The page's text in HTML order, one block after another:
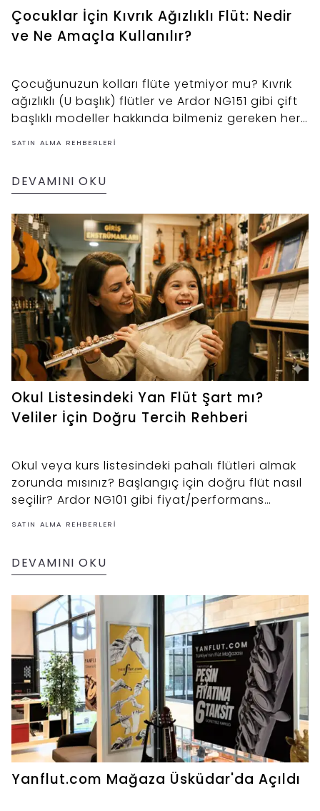
Çocuklar İçin Kıvrık Ağızlıklı Flüt: Nedir
ve Ne Amaçla Kullanılır?
Çocuğunuzun kolları flüte yetmiyor mu? Kıvrık
ağızlıklı (U başlık) flütler ve Ardor NG151 gibi çift
başlıklı modeller hakkında bilmeniz gereken her
SATIN ALMA REHBERLERI
DEVAMINI OKU
Okul Listesindeki Yan Flüt Şart mı?
Veliler İçin Doğru Tercih Rehberi
Okul veya kurs listesindeki pahalı flütleri almak
zorunda mısınız? Başlangıç için doğru flüt nasıl
seçilir? Ardor NG101 gibi fiyat/performans
modelleri ve velilere tavsiyeler.
SATIN ALMA REHBERLERI
DEVAMINI OKU
Yanflut.com Mağaza Üsküdar'da Açıldı